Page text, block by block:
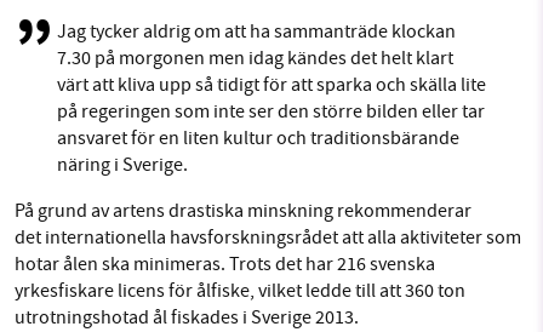
Jag tycker aldrig om att ha sammanträde klockan
7.30 på morgonen men idag kändes det helt klart
värt att kliva upp så tidigt för att sparka och skälla lite
på regeringen som inte ser den större bilden eller tar
ansvaret för en liten kultur och traditionsbärande
näring i Sverige.
På grund av artens drastiska minskning rekommenderar
det internationella havsforskningsrådet att alla aktiviteter som
hotar ålen ska minimeras. Trots det har 216 svenska
yrkesfiskare licens för ålfiske, vilket ledde till att 360 ton
utrotningshotad ål fiskades i Sverige 2013.